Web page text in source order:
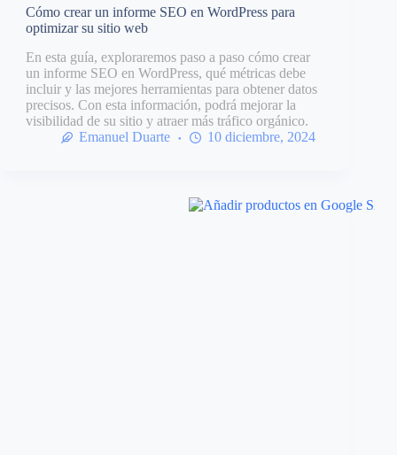
Cómo crear un informe SEO en WordPress para
optimizar su sitio web
En esta guía, exploraremos paso a paso cómo crear
un informe SEO en WordPress, qué métricas debe
incluir y las mejores herramientas para obtener datos
precisos. Con esta información, podrá mejorar la
visibilidad de su sitio y atraer más tráfico orgánico.
Emanuel Duarte
10 diciembre, 2024